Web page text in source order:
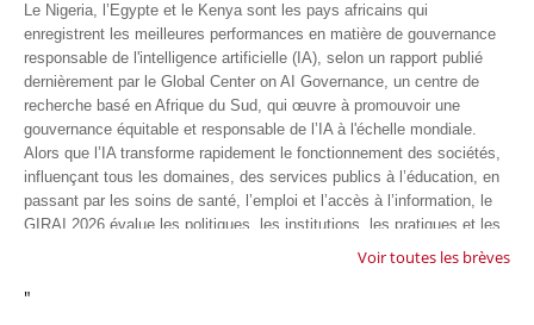
Le Nigeria, l’Egypte et le Kenya sont les pays africains qui
enregistrent les meilleures performances en matière de gouvernance
responsable de l'intelligence artificielle (IA), selon un rapport publié
dernièrement par le Global Center on AI Governance, un centre de
recherche basé en Afrique du Sud, qui œuvre à promouvoir une
gouvernance équitable et responsable de l’IA à l'échelle mondiale.
Alors que l’IA transforme rapidement le fonctionnement des sociétés,
influençant tous les domaines, des services publics à l’éducation, en
passant par les soins de santé, l’emploi et l’accès à l’information, le
GIRAI 2026 évalue les politiques, les institutions, les pratiques et les
conditions générales de gouvernance qui favorisent un déploiement
technologie.
Voir toutes les brèves
"